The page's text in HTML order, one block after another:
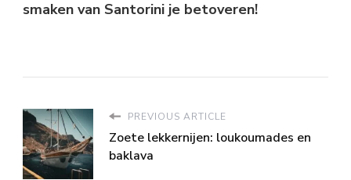
smaken van Santorini je betoveren!
PREVIOUS ARTICLE
Zoete lekkernijen: loukoumades en
baklava